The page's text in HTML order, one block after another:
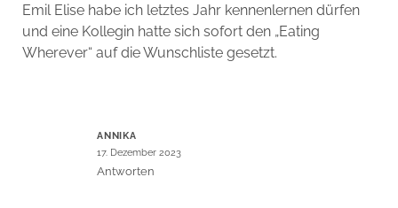
Emil Elise habe ich letztes Jahr kennenlernen dürfen
und eine Kollegin hatte sich sofort den „Eating
Wherever“ auf die Wunschliste gesetzt.
ANNIKA
17. Dezember 2023
Antworten